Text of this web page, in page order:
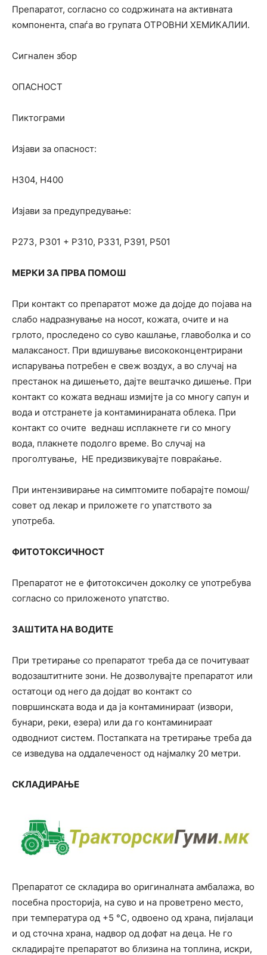
Препаратот, согласно со содржината на активната
компонента, спаѓа во групата ОТРОВНИ ХЕМИКАЛИИ.
Сигнален збор
ОПАСНОСТ
Пиктограми
Изјави за опасност:
Н304, Н400
Изјави за предупредување:
Р273, Р301 + Р310, Р331, Р391, Р501
МЕРКИ ЗА ПРВА ПОМОШ
При контакт со препаратот може да дојде до појава на
слабо надразнување на носот, кожата, очите и на
грлото, проследено со суво кашлање, главоболка и со
малаксаност. При вдишување висококонцентрирани
испарувања потребен е свеж воздух, а во случај на
престанок на дишењето, дајте вештачко дишење. При
контакт со кожата веднаш измијте ја со многу сапун и
вода и отстранете ја контаминираната облека. При
контакт со очите веднаш исплакнете ги со многу
вода, плакнете подолго време. Во случај на
проголтување, НЕ предизвикувајте повраќање.
При интензивирање на симптомите побарајте помош/
совет од лекар и приложете го упатството за
употреба.
ФИТОТОКСИЧНОСТ
Препаратот не е фитотоксичен доколку се употребува
согласно со приложеното упатство.
ЗАШТИТА НА ВОДИТЕ
При третирање со препаратот треба да се почитуваат
водозаштитните зони. Не дозволувајте препаратот или
остатоци од него да дојдат во контакт со
површинската вода и да ја контаминираат (извори,
бунари, реки, езера) или да го контаминираат
одводниот систем. Постапката на третирање треба да
се изведува на оддалеченост од најмалку 20 метри.
СКЛАДИРАЊЕ
Препаратот се складира во оригиналната амбалажа, во
посебна просторија, на суво и на проветрено место,
при температура од +5 °С, одвоено од храна, пијалаци
и од сточна храна, надвор од дофат на деца. Не го
складирајте препаратот во близина на топлина, искри,